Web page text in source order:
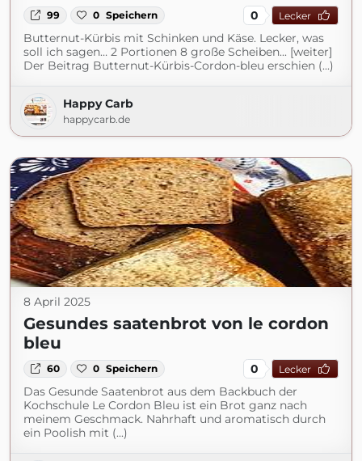
99 0 Speichern 0 Lecker
Butternut-Kürbis mit Schinken und Käse. Lecker, was
soll ich sagen… 2 Portionen 8 große Scheiben... [weiter]
Der Beitrag Butternut-Kürbis-Cordon-bleu erschien (...)
Happy Carb
happycarb.de
8 April 2025
Gesundes saatenbrot von le cordon
bleu
60 0 Speichern 0 Lecker
Das Gesunde Saatenbrot aus dem Backbuch der
Kochschule Le Cordon Bleu ist ein Brot ganz nach
meinem Geschmack. Nahrhaft und aromatisch durch
ein Poolish mit (...)